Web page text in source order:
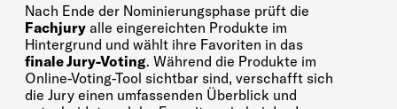
Nach Ende der Nominierungsphase prüft die
Fachjury alle eingereichten Produkte im
Hintergrund und wählt ihre Favoriten in das
finale Jury-Voting. Während die Produkte im
Online-Voting-Tool sichtbar sind, verschafft sich
die Jury einen umfassenden Überblick und